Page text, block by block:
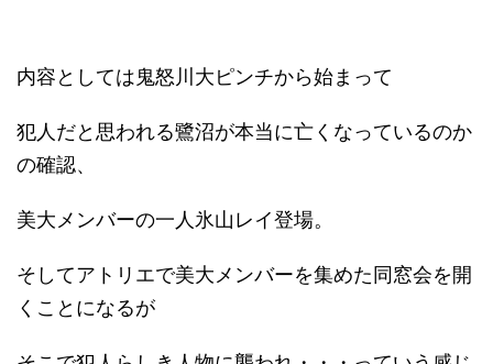
内容としては鬼怒川大ピンチから始まって
犯人だと思われる鷺沼が本当に亡くなっているのか
の確認、
美大メンバーの一人氷山レイ登場。
そしてアトリエで美大メンバーを集めた同窓会を開
くことになるが